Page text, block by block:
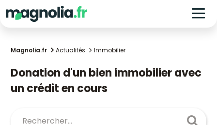
Magnolia.fr Actualités Immobilier
Donation d'un bien immobilier avec
un crédit en cours